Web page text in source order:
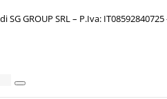
GROUP SRL – P.Iva: IT08592840725